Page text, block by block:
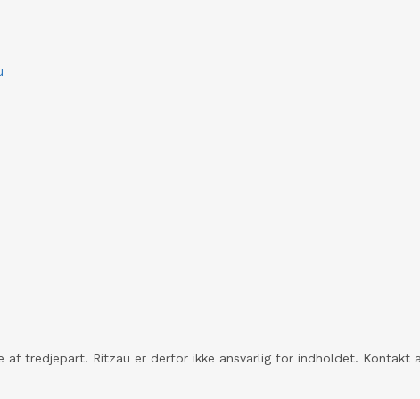
af tredjepart. Ritzau er derfor ikke ansvarlig for indholdet. Kontakt